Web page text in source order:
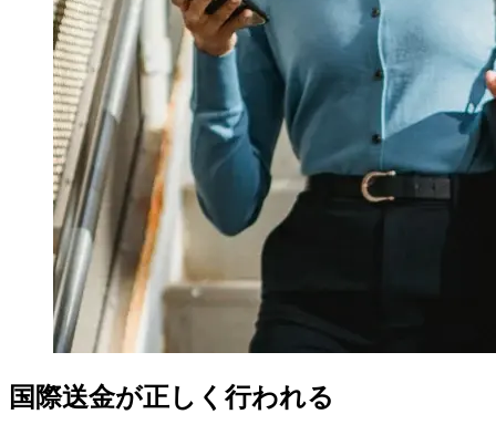
国際送金が正しく行われる